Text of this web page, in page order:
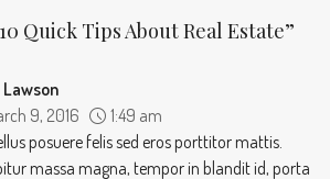
Quick Tips About Real Estate”
Lawson
9, 2016
1:49 am
posuere felis sed eros porttitor mattis.
massa magna, tempor in blandit id, porta